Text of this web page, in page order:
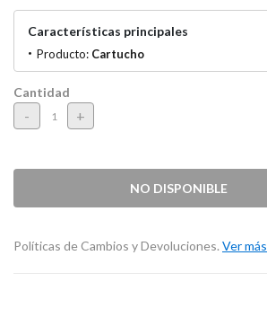
Características principales
Producto: Cartucho
Cantidad
- +
NO DISPONIBLE
Políticas de Cambios y Devoluciones. Ver más